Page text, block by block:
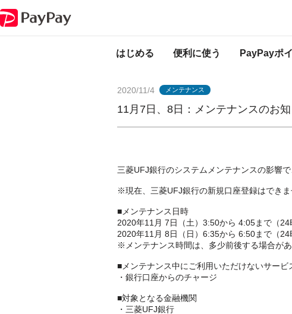
はじめる 便利に使う PayPayポ
2020/11/4 メンテナンス
11月7日、8日：メンテナンスのお知
三菱UFJ銀行のシステムメンテナンスの影響
※現在、三菱UFJ銀行の新規口座登録はできま
■メンテナンス日時
2020年11月 7日（土）3:50から 4:05まで（24
2020年11月 8日（日）6:35から 6:50まで（24
※メンテナンス時間は、多少前後する場合があ
■メンテナンス中にご利用いただけないサービ
・銀行口座からのチャージ
■対象となる金融機関
・三菱UFJ銀行